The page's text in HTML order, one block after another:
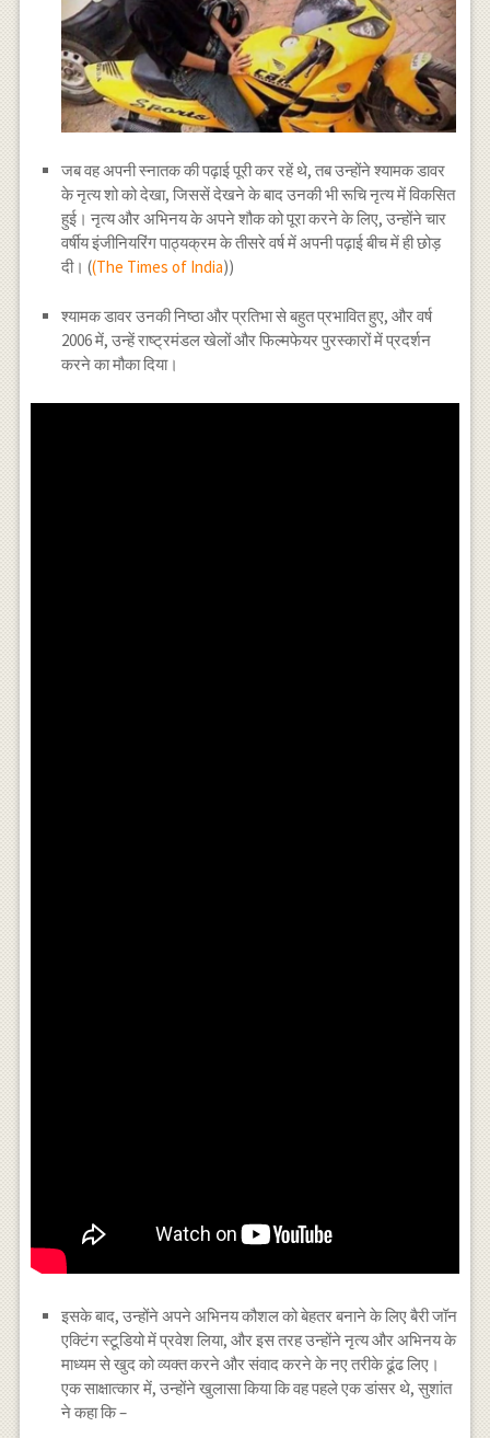
जब वह अपनी स्नातक की पढ़ाई पूरी कर रहें थे, तब उन्होंने श्यामक डावर
के नृत्य शो को देखा, जिससें देखने के बाद उनकी भी रूचि नृत्य में विकसित
हुई। नृत्य और अभिनय के अपने शौक को पूरा करने के लिए, उन्होंने चार
वर्षीय इंजीनियरिंग पाठ्यक्रम के तीसरे वर्ष में अपनी पढ़ाई बीच में ही छोड़
दी। ((The Times of India))
श्यामक डावर उनकी निष्ठा और प्रतिभा से बहुत प्रभावित हुए, और वर्ष
2006 में, उन्हें राष्ट्रमंडल खेलों और फिल्मफेयर पुरस्कारों में प्रदर्शन
करने का मौका दिया।
इसके बाद, उन्होंने अपने अभिनय कौशल को बेहतर बनाने के लिए बैरी जॉन
एक्टिंग स्टूडियो में प्रवेश लिया, और इस तरह उन्होंने नृत्य और अभिनय के
माध्यम से खुद को व्यक्त करने और संवाद करने के नए तरीके ढूंढ लिए।
एक साक्षात्कार में, उन्होंने खुलासा किया कि वह पहले एक डांसर थे, सुशांत
ने कहा कि –